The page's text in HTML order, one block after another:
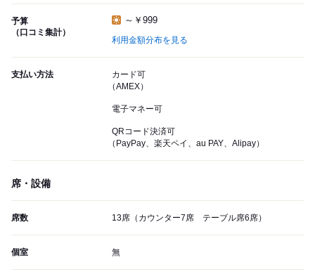
予算
（口コミ集計）
～￥999
利用金額分布を見る
支払い方法
カード可
（AMEX）
電子マネー可
QRコード決済可
（PayPay、楽天ペイ、au PAY、Alipay）
席・設備
席数 13席（カウンター7席 テーブル席6席）
個室 無